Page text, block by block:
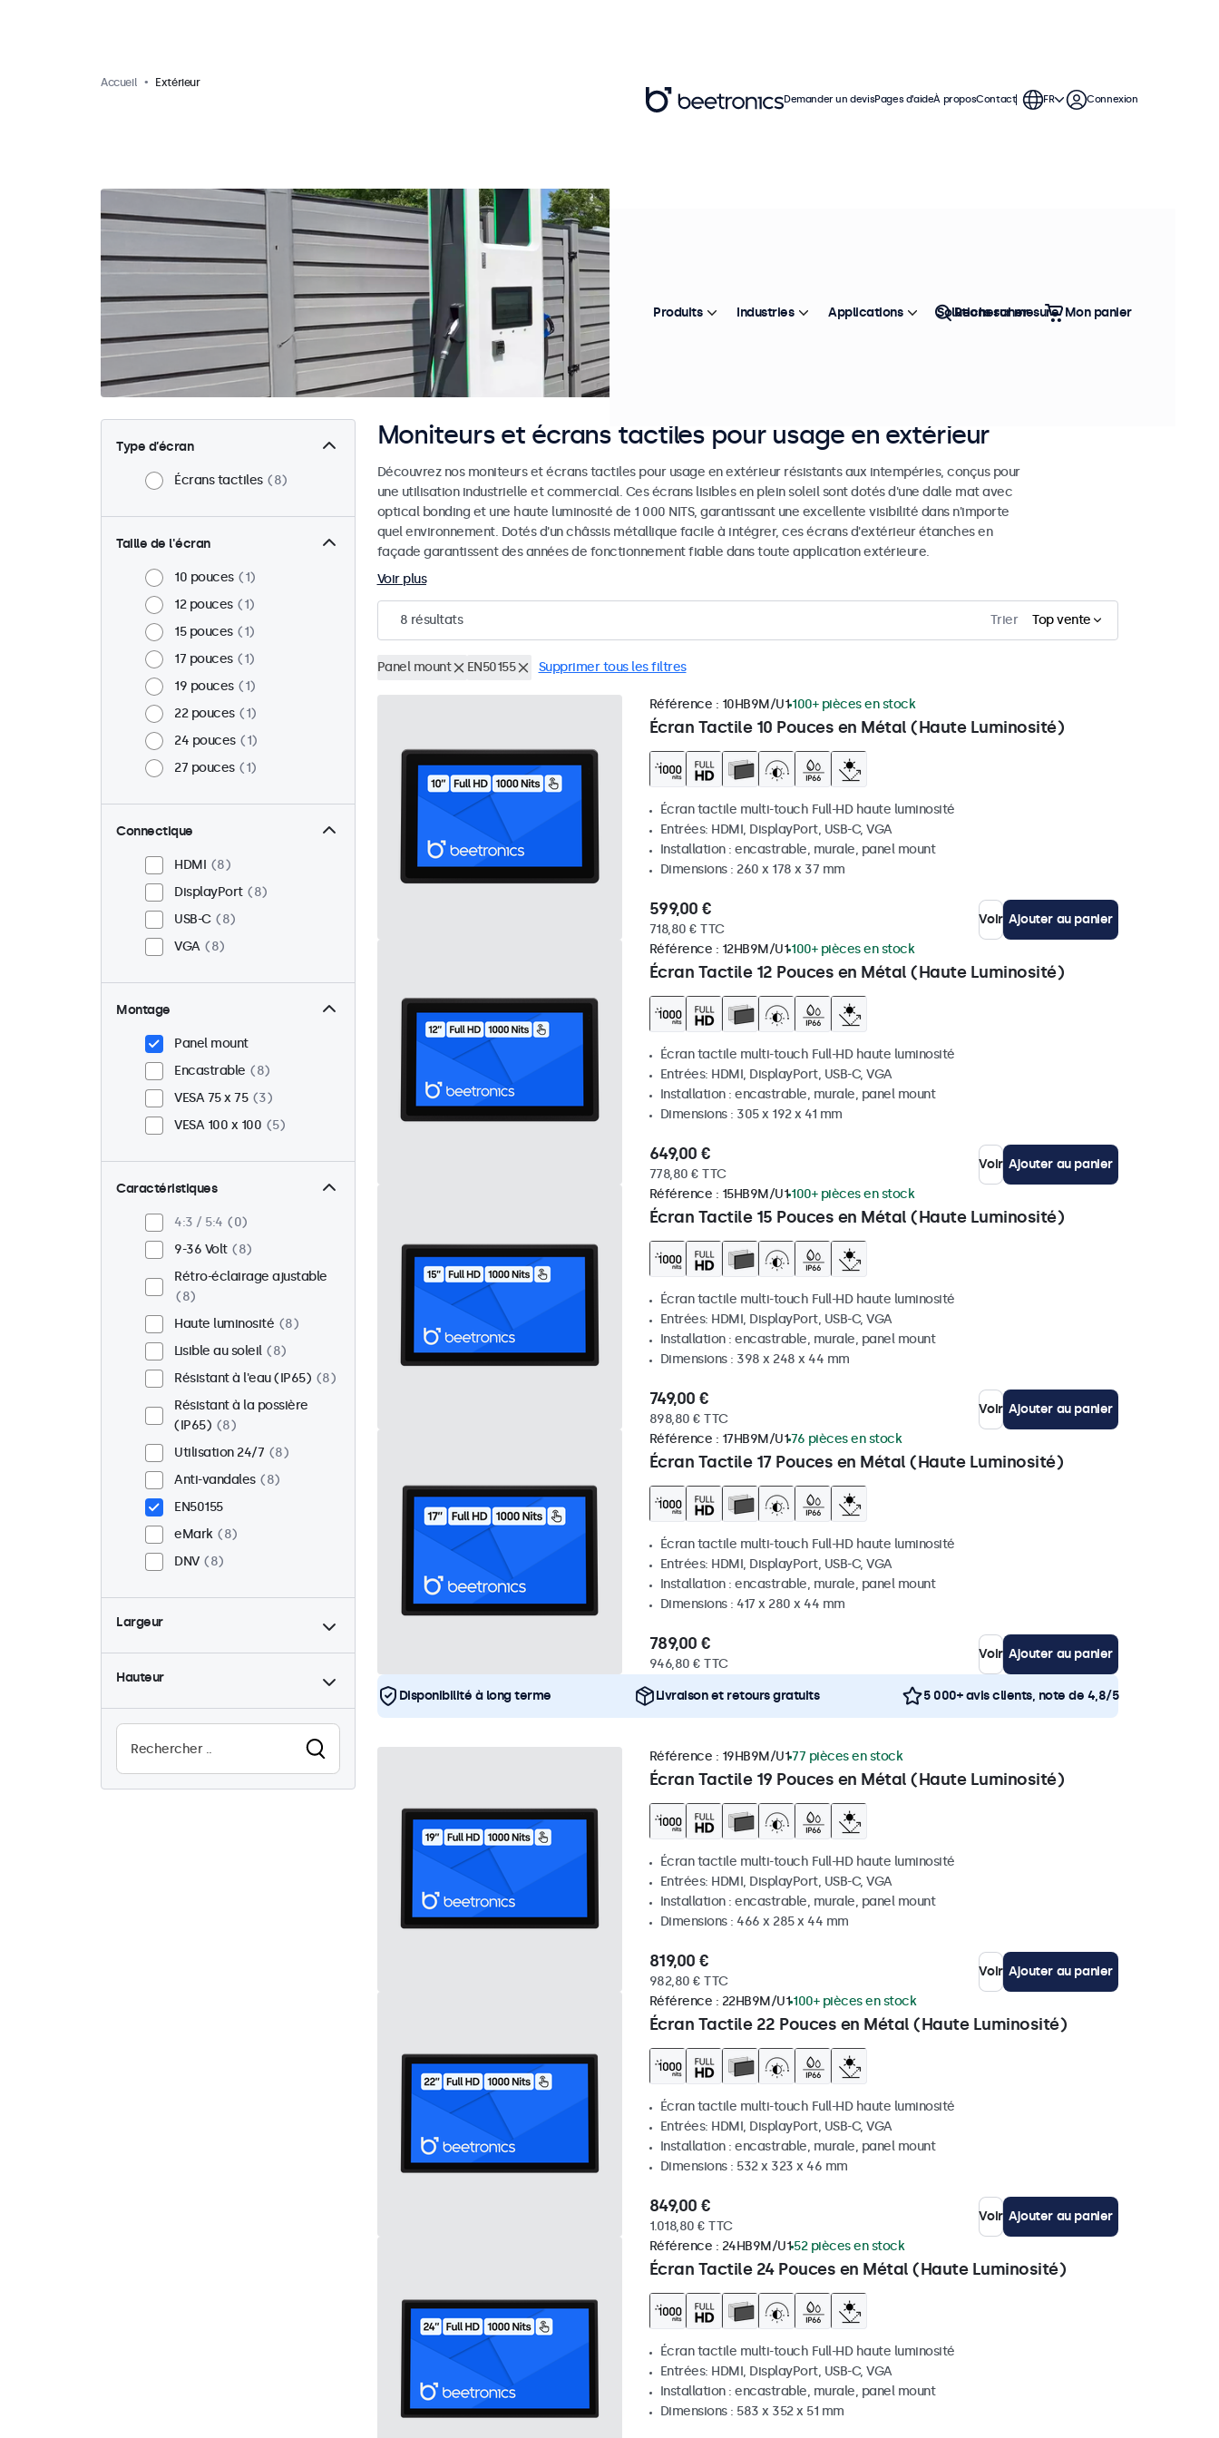
Accueil Extérieur
Type d’écran
Écrans tactiles 8
Taille de l'écran
10 pouces
1
12 pouces
1
15 pouces
1
17 pouces
1
19 pouces
1
22 pouces
1
24 pouces
1
27 pouces
1
Connectique
HDMI
8
DisplayPort
8
USB-C
8
VGA
8
Montage
Panel mount
Encastrable
8
VESA 75 x 75
3
VESA 100 x 100
5
Caractéristiques
4:3 / 5:4
0
9-36 Volt
8
Rétro-éclairage ajustable
8
Haute luminosité
8
Lisible au soleil
8
Résistant à l'eau (IP65)
8
Résistant à la possière
(IP65)
8
Utilisation 24/7
8
Anti-vandales
8
EN50155
eMark
8
DNV
8
Largeur
Hauteur
Moniteurs et écrans tactiles pour usage en extérieur
Découvrez nos moniteurs et écrans tactiles pour usage en extérieur résistants aux intempéries, conçus pour
une utilisation industrielle et commercial. Ces écrans lisibles en plein soleil sont dotés d'une dalle mat avec
optical bonding et une haute luminosité de 1 000 NITS, garantissant une excellente visibilité dans n'importe
quel environnement. Dotés d'un châssis métallique facile à intégrer, ces écrans d'extérieur étanches en
façade garantissent des années de fonctionnement fiable dans toute application extérieure.
Voir plus
8 résultats Trier Top vente
Panel mount EN50155 Supprimer tous les filtres
Écran Tactile 10 Pouces en Métal (Haute Luminosité)
Référence : 10HB9M/U1 100+ pièces en stock
Écran tactile multi-touch Full-HD haute luminosité
Entrées: HDMI, DisplayPort, USB-C, VGA
Installation : encastrable, murale, panel mount
Dimensions : 260 x 178 x 37 mm
599,00 €
718,80 € TTC
Voir Ajouter au panier
Écran Tactile 12 Pouces en Métal (Haute Luminosité)
Référence : 12HB9M/U1 100+ pièces en stock
Écran tactile multi-touch Full-HD haute luminosité
Entrées: HDMI, DisplayPort, USB-C, VGA
Installation : encastrable, murale, panel mount
Dimensions : 305 x 192 x 41 mm
649,00 €
778,80 € TTC
Voir Ajouter au panier
Écran Tactile 15 Pouces en Métal (Haute Luminosité)
Référence : 15HB9M/U1 100+ pièces en stock
Écran tactile multi-touch Full-HD haute luminosité
Entrées: HDMI, DisplayPort, USB-C, VGA
Installation : encastrable, murale, panel mount
Dimensions : 398 x 248 x 44 mm
749,00 €
898,80 € TTC
Voir Ajouter au panier
Écran Tactile 17 Pouces en Métal (Haute Luminosité)
Référence : 17HB9M/U176 pièces en stock
Écran tactile multi-touch Full-HD haute luminosité
Entrées: HDMI, DisplayPort, USB-C, VGA
Installation : encastrable, murale, panel mount
Dimensions : 417 x 280 x 44 mm
789,00 €
946,80 € TTC
Voir Ajouter au panier
Disponibilité à long terme Livraison et retours gratuits 5 000+ avis clients, note de 4,8/5
Écran Tactile 19 Pouces en Métal (Haute Luminosité)
Référence : 19HB9M/U177 pièces en stock
Écran tactile multi-touch Full-HD haute luminosité
Entrées: HDMI, DisplayPort, USB-C, VGA
Installation : encastrable, murale, panel mount
Dimensions : 466 x 285 x 44 mm
819,00 €
982,80 € TTC
Voir Ajouter au panier
Écran Tactile 22 Pouces en Métal (Haute Luminosité)
Référence : 22HB9M/U1 100+ pièces en stock
Écran tactile multi-touch Full-HD haute luminosité
Entrées: HDMI, DisplayPort, USB-C, VGA
Installation : encastrable, murale, panel mount
Dimensions : 532 x 323 x 46 mm
849,00 €
1.018,80 € TTC
Voir Ajouter au panier
Écran Tactile 24 Pouces en Métal (Haute Luminosité)
Référence : 24HB9M/U1 52 pièces en stock
Écran tactile multi-touch Full-HD haute luminosité
Entrées: HDMI, DisplayPort, USB-C, VGA
Installation : encastrable, murale, panel mount
Dimensions : 583 x 352 x 51 mm
Demander un devisPages d’aideÀ proposContact FR Connexion
Produits Industries Applications Solutions sur mesure
Rechercher Mon panier